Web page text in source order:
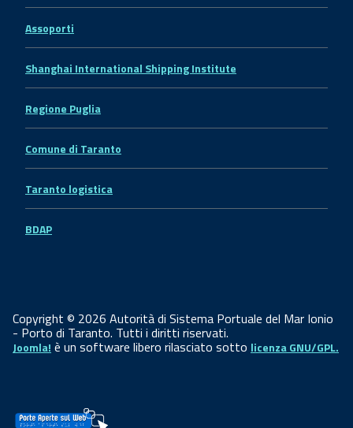
Assoporti
Shanghai International Shipping Institute
Regione Puglia
Comune di Taranto
Taranto logistica
BDAP
Copyright © 2026 Autorità di Sistema Portuale del Mar Ionio
- Porto di Taranto. Tutti i diritti riservati.
Joomla! è un software libero rilasciato sotto licenza GNU/GPL.